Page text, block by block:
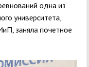
одна из
университета,
заняла почетное